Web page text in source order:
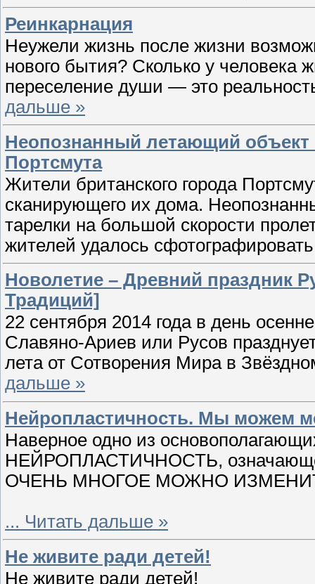
Реинкарнация
Неужели жизнь после жизни
нового бытия? Сколько у человека
переселение души — это
дальше »
Неопознанный летающий объект
Портсмута
Жители британского города
сканирующего их дома.
тарелки на большой скорости
жителей удалось
Новолетие – Древний праздник
Традиций]
22 сентября 2014 года в день
Славяно-Ариев или Русов
лета от Сотворения Мира в
дальше »
Нейропластичность. Мы можем
Наверное одно из
НЕЙРОПЛАСТИЧНОСТЬ,
ОЧЕНЬ МНОГОЕ МОЖНО
... Читать дальше »
Не живите ради детей!
Не живите ради детей!